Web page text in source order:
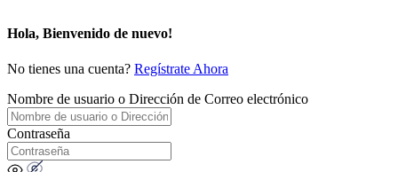
Hola, Bienvenido de nuevo!
No tienes una cuenta? Regístrate Ahora
Nombre de usuario o Dirección de Correo electrónico
Contraseña